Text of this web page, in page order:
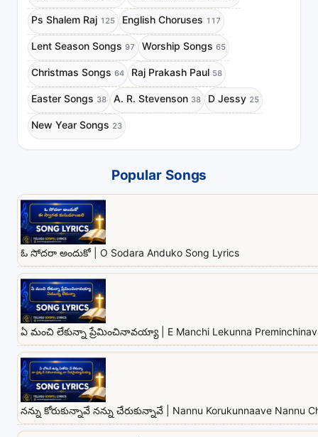
Ps Shalem Raj 125 English Choruses 117
Lent Season Songs 97 Worship Songs 65
Christmas Songs 64 Raj Prakash Paul 58
Easter Songs 38 A. R. Stevenson 38 D Jessy 25
New Year Songs 23
Popular Songs
ఓ సోదరా అందుకో | O Sodara Anduko Song Lyrics
ఏ మంచి లేకున్నా ప్రేమించినావయ్యా | E Manchi Lekunna
నన్ను కోరుకున్నావే నన్ను చేరుకున్నావే | Nannu Korukunnaave Nannu